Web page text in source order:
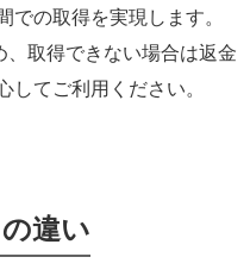
の取得を実現します。
取得できない場合は返金
てご利用ください。
違い